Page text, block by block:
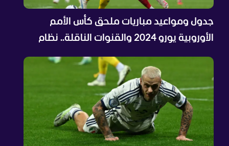
جدول ومواعيد مباريات ملحق كأس الأمم
الأوروبية يورو 2024 والقنوات الناقلة.. نظام